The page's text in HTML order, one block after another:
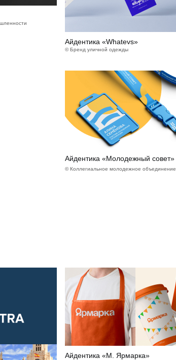
Айдентика «Whatevs»
© Бренд уличной одежды
Айдентика «Молодежный совет»
© Коллегиальное молодежное объединение
Айдентика «М. Ярмарка»